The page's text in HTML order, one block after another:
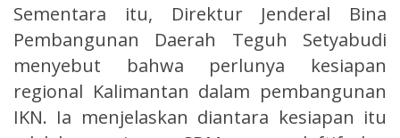
Sementara itu, Direktur Jenderal Bina
Pembangunan Daerah Teguh Setyabudi
menyebut bahwa perlunya kesiapan
regional Kalimantan dalam pembangunan
IKN. Ia menjelaskan diantara kesiapan itu